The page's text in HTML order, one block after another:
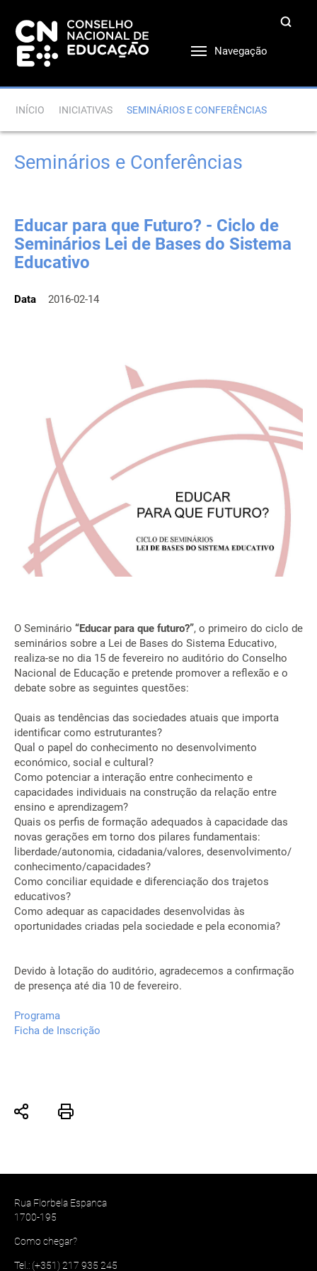
Navegação
INÍCIO INICIATIVAS SEMINÁRIOS E CONFERÊNCIAS
Seminários e Conferências
Educar para que Futuro? - Ciclo de
Seminários Lei de Bases do Sistema
Educativo
Data 2016-02-14
O Seminário “Educar para que futuro?”, o primeiro do ciclo de
seminários sobre a Lei de Bases do Sistema Educativo,
realiza-se no dia 15 de fevereiro no auditório do Conselho
Nacional de Educação e pretende promover a reflexão e o
debate sobre as seguintes questões:
Quais as tendências das sociedades atuais que importa
identificar como estruturantes?
Qual o papel do conhecimento no desenvolvimento
económico, social e cultural?
Como potenciar a interação entre conhecimento e
capacidades individuais na construção da relação entre
ensino e aprendizagem?
Quais os perfis de formação adequados à capacidade das
novas gerações em torno dos pilares fundamentais:
liberdade/autonomia, cidadania/valores, desenvolvimento/
conhecimento/capacidades?
Como conciliar equidade e diferenciação dos trajetos
educativos?
Como adequar as capacidades desenvolvidas às
oportunidades criadas pela sociedade e pela economia?
Devido à lotação do auditório, agradecemos a confirmação
de presença até dia 10 de fevereiro.
Programa
Ficha de Inscrição
Rua Florbela Espanca
1700-195
Como chegar?
Tel.: (+351) 217 935 245